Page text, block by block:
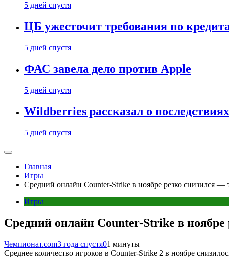
5 дней спустя
ЦБ ужесточит требования по
5 дней спустя
ФАС завела дело против Apple
5 дней спустя
Wildberries рассказал о
5 дней спустя
Главная
Игры
Средний онлайн Counter-Strike в ноябре резко снизился —
Игры
Средний онлайн Counter-Strike в ноябре
Чемпионат.com3 года спустя01 минуты
Среднее количество игроков в Counter-Strike 2 в ноябре